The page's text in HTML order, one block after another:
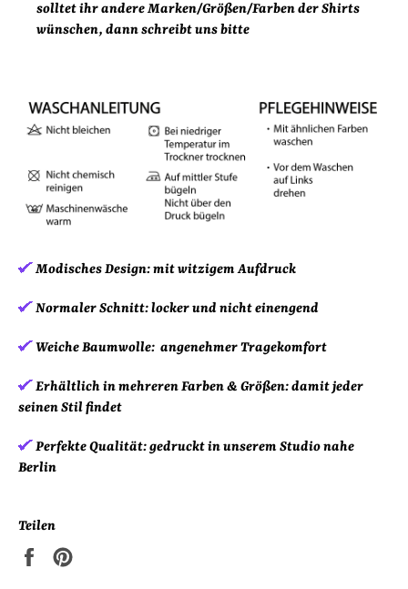
solltet ihr andere Marken/Größen/Farben der Shirts
wünschen, dann schreibt uns bitte
Modisches Design:mit witzigem Aufdruck
Normaler Schnitt:locker und nicht einengend
Weiche Baumwolle: angenehmer Tragekomfort
Erhältlich in mehreren Farben & Größen:damit jeder
seinen Stil findet
Perfekte Qualität:gedruckt in unserem Studio nahe
Berlin
Teilen
Auf